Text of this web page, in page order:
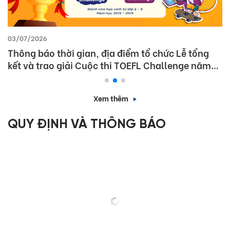
03/07/2026
Thông báo thời gian, địa điểm tổ chức Lễ tổng
kết và trao giải Cuộc thi TOEFL Challenge năm
Xem thêm
QUY ĐỊNH VÀ THÔNG BÁO